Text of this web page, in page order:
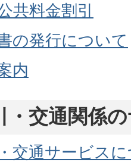
共料金割引
の発行について
内
・交通関係
交通サービス